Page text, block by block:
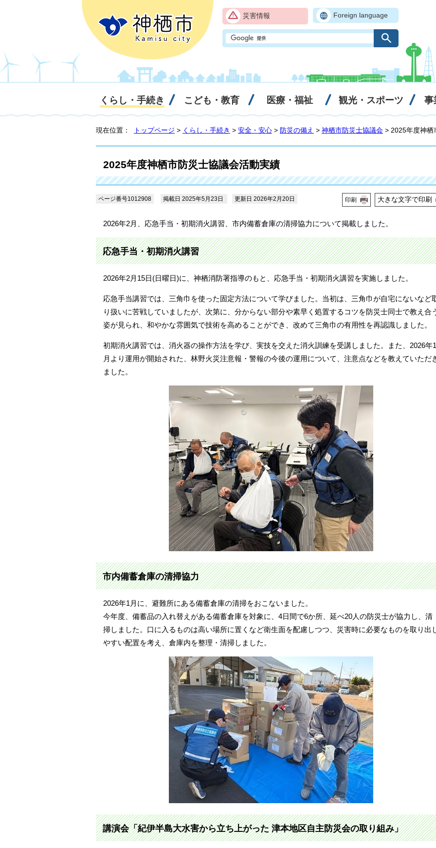
災害情報 Foreign language
くらし・手続き こども・教育 医療・福祉 観光・スポーツ 事
現在位置： トップページ > くらし・手続き > 安全・安心 > 防災の備え > 神栖市防災士協議会 > 2025年度神栖
2025年度神栖市防災士協議会活動実績
ページ番号1012908 掲載日 2025年5月23日 更新日 2026年2月20日 印刷 大きな文字で印刷
2026年2月、応急手当・初期消火講習、市内備蓄倉庫の清掃協力について掲載しました。
応急手当・初期消火講習
2026年2月15日(日曜日)に、神栖消防署指導のもと、応急手当・初期消火講習を実施しました。
応急手当講習では、三角巾を使った固定方法について学びました。当初は、三角巾が自宅にないなど
り扱いに苦戦していましたが、次第に、分からない部分や素早く処置するコツを防災士同士で教え合
姿が見られ、和やかな雰囲気で技術を高めることができ、改めて三角巾の有用性を再認識しました。
初期消火講習では、消火器の操作方法を学び、実技を交えた消火訓練を受講しました。また、2026年1
月より運用が開始された、林野火災注意報・警報の今後の運用について、注意点などを教えていただ
ました。
市内備蓄倉庫の清掃協力
2026年1月に、避難所にある備蓄倉庫の清掃をおこないました。
今年度、備蓄品の入れ替えがある備蓄倉庫を対象に、4日間で6か所、延べ20人の防災士が協力し、清
掃しました。口に入るものは高い場所に置くなど衛生面を配慮しつつ、災害時に必要なものを取り出
やすい配置を考え、倉庫内を整理・清掃しました。
講演会「紀伊半島大水害から立ち上がった 津本地区自主防災会の取り組み」